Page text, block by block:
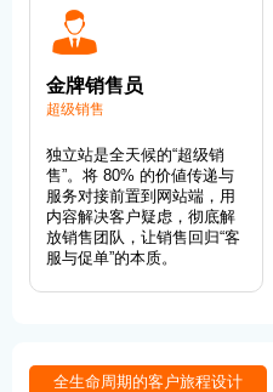
金牌销售员
超级销售
独立站是全天候的“超级销
售”。将 80% 的价値传递与
服务对接前置到网站端，用
内容解决客户疑虑，彻底解
放销售团队，让销售回归“客
服与促单”的本质。
全生命周期的客户旅程设计